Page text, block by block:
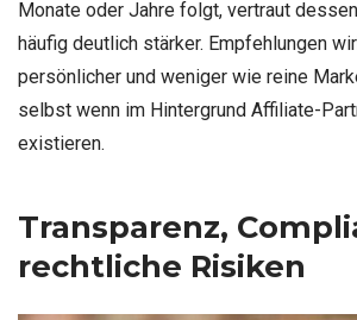
Monate oder Jahre folgt, vertraut
häufig deutlich stärker. Empfehlungen
persönlicher und weniger wie reine
selbst wenn im Hintergrund Affiliate-
existieren.
Transparenz,
rechtliche Risiken